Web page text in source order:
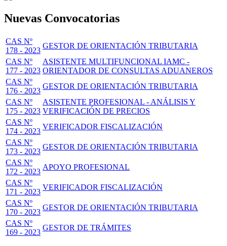
Nuevas Convocatorias
CAS Nº
178 - 2023
GESTOR DE ORIENTACIÓN TRIBUTARIA
CAS Nº
177 - 2023
ASISTENTE MULTIFUNCIONAL IAMC -
ORIENTADOR DE CONSULTAS ADUANEROS
CAS Nº
176 - 2023
GESTOR DE ORIENTACIÓN TRIBUTARIA
CAS Nº
175 - 2023
ASISTENTE PROFESIONAL - ANÁLISIS Y
VERIFICACIÓN DE PRECIOS
CAS Nº
174 - 2023
VERIFICADOR FISCALIZACIÓN
CAS Nº
173 - 2023
GESTOR DE ORIENTACIÓN TRIBUTARIA
CAS Nº
172 - 2023
APOYO PROFESIONAL
CAS Nº
171 - 2023
VERIFICADOR FISCALIZACIÓN
CAS Nº
170 - 2023
GESTOR DE ORIENTACIÓN TRIBUTARIA
CAS Nº
169 - 2023
GESTOR DE TRÁMITES